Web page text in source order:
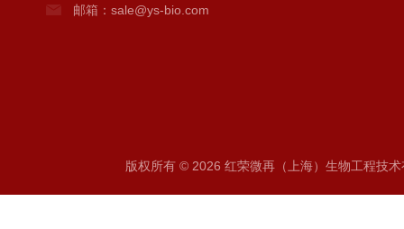
邮箱：sale@ys-bio.com
版权所有 © 2026 红荣微再（上海）生物工程技